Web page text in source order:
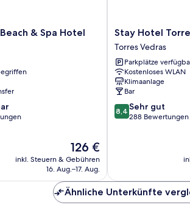
& Spa Hotel
Der
Preis
beträgt
126 €
inkl. Steuern & Gebühren
16. Aug.–17. Aug.
Stay
Hotel
Torres
Vedras
Centro
Torres
Vedras
Stay Hotel
Torres Vedras
Parkplätze
Kostenloses WLAN
Klimaanlage
Bar
8.4
von
8,4 Sehr gut
288 Bewertungen
Ähnliche Unterkünfte